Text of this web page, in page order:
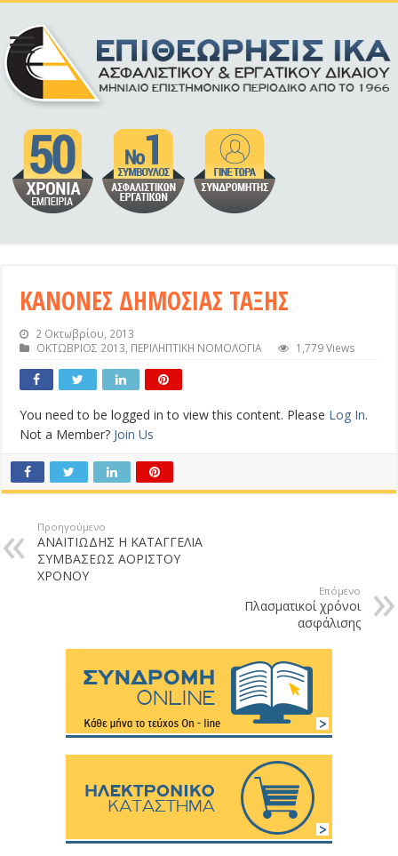
ΚΑΝΟΝΕΣ ΔΗΜΟΣΙΑΣ ΤΑΞΗΣ
2 Οκτωβρίου, 2013
ΟΚΤΩΒΡΙΟΣ 2013, ΠΕΡΙΛΗΠΤΙΚΗ ΝΟΜΟΛΟΓΙΑ 1,779 Views
You need to be logged in to view this content. Please Log In.
Not a Member? Join Us
Προηγούμενο
ΑΝΑΙΤΙΩΔΗΣ Η ΚΑΤΑΓΓΕΛΙΑ
ΣΥΜΒΑΣΕΩΣ ΑΟΡΙΣΤΟΥ
ΧΡΟΝΟΥ
Επόμενο
Πλασματικοί χρόνοι
ασφάλισης